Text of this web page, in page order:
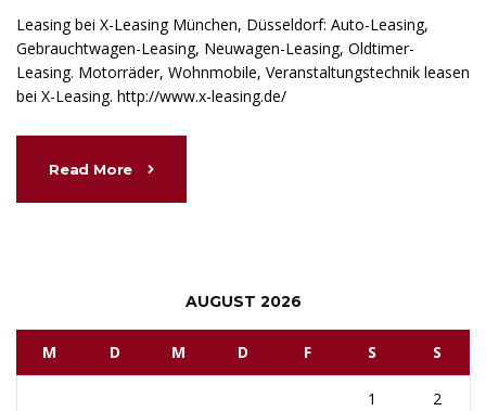
Leasing bei X-Leasing München, Düsseldorf: Auto-Leasing,
Gebrauchtwagen-Leasing, Neuwagen-Leasing, Oldtimer-
Leasing. Motorräder, Wohnmobile, Veranstaltungstechnik leasen
bei X-Leasing. http://www.x-leasing.de/
Read More
AUGUST 2026
M D M D F S S
1 2